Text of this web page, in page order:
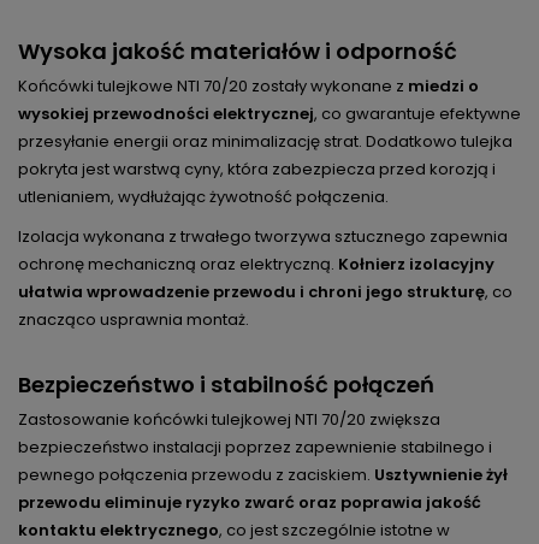
Wysoka jakość materiałów i odporność
Końcówki tulejkowe NTI 70/20 zostały wykonane z miedzi o
wysokiej przewodności elektrycznej, co gwarantuje efektywne
przesyłanie energii oraz minimalizację strat. Dodatkowo tulejka
pokryta jest warstwą cyny, która zabezpiecza przed korozją i
utlenianiem, wydłużając żywotność połączenia.
Izolacja wykonana z trwałego tworzywa sztucznego zapewnia
ochronę mechaniczną oraz elektryczną. Kołnierz izolacyjny
ułatwia wprowadzenie przewodu i chroni jego strukturę, co
znacząco usprawnia montaż.
Bezpieczeństwo i stabilność połączeń
Zastosowanie końcówki tulejkowej NTI 70/20 zwiększa
bezpieczeństwo instalacji poprzez zapewnienie stabilnego i
pewnego połączenia przewodu z zaciskiem. Usztywnienie żył
przewodu eliminuje ryzyko zwarć oraz poprawia jakość
kontaktu elektrycznego, co jest szczególnie istotne w